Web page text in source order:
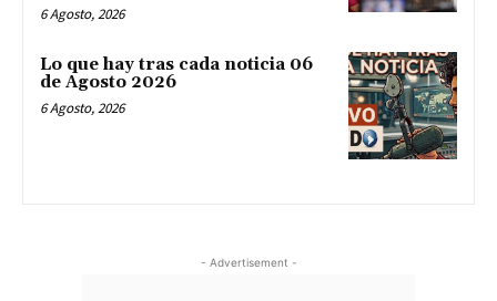
6 Agosto, 2026
Lo que hay tras cada noticia 06
de Agosto 2026
6 Agosto, 2026
- Advertisement -